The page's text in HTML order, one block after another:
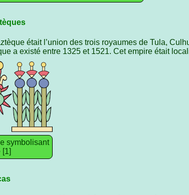
était l’union des trois royaumes de Tula,
a existé entre 1325 et 1521. Cet empire était
symbolisant
[1]